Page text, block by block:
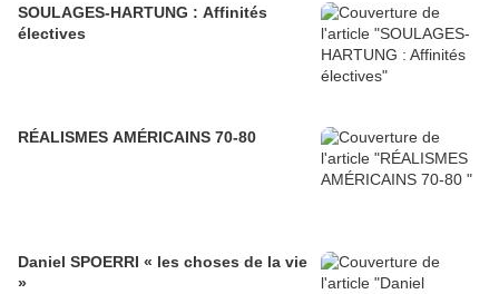
SOULAGES-HARTUNG : Affinités
électives
RÉALISMES AMÉRICAINS 70-80
Daniel SPOERRI « les choses de la vie
»